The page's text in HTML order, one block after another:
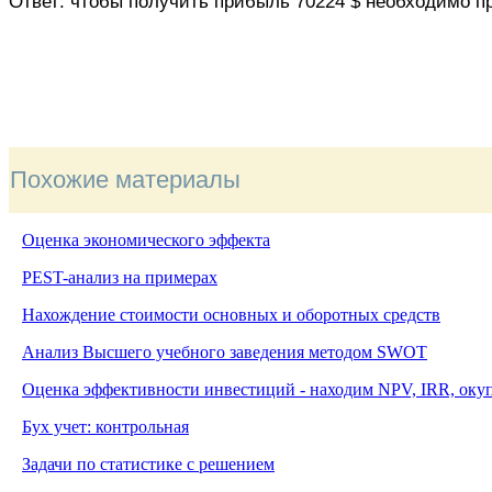
Похожие материалы
Оценка экономического эффекта
PEST-анализ на примерах
Нахождение стоимости основных и оборотных средств
Анализ Высшего учебного заведения методом SWOT
Оценка эффективности инвестиций - находим NPV, IRR,
Бух учет: контрольная
Задачи по статистике с решением